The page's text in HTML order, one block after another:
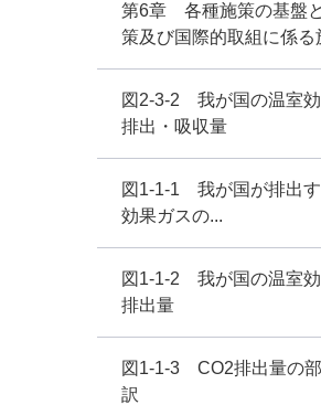
第6章 各種施策の基盤
策及び国際的取組に係る
図2-3-2 我が国の温室
排出・吸収量
図1-1-1 我が国が排出
効果ガスの...
図1-1-2 我が国の温室
排出量
図1-1-3 CO2排出量の
訳